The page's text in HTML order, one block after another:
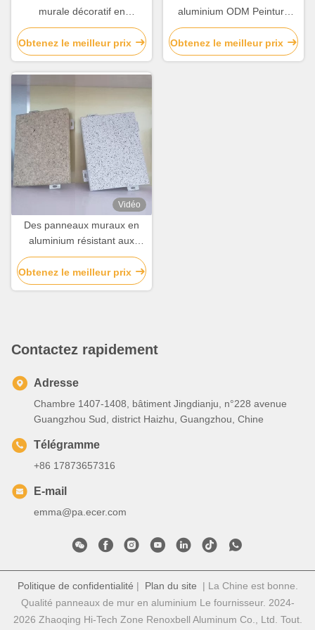
murale décoratif en
aluminium perforé
Résistance chimique
Obtenez le meilleur prix
aluminium ODM Peinture
PVDF / revêtement en
poudre pour revêtement de
façade
Obtenez le meilleur prix
Vidéo
Des panneaux muraux en
aluminium résistant aux
acides pour la décoration sur
mesure
Obtenez le meilleur prix
Contactez rapidement
Adresse
Chambre 1407-1408, bâtiment Jingdianju, n°228 avenue
Guangzhou Sud, district Haizhu, Guangzhou, Chine
Télégramme
+86 17873657316
E-mail
emma@pa.ecer.com
Politique de confidentialité | Plan du site | La Chine est bonne.
Qualité panneaux de mur en aluminium Le fournisseur. 2024-
2026 Zhaoqing Hi-Tech Zone Renoxbell Aluminum Co., Ltd. Tout.